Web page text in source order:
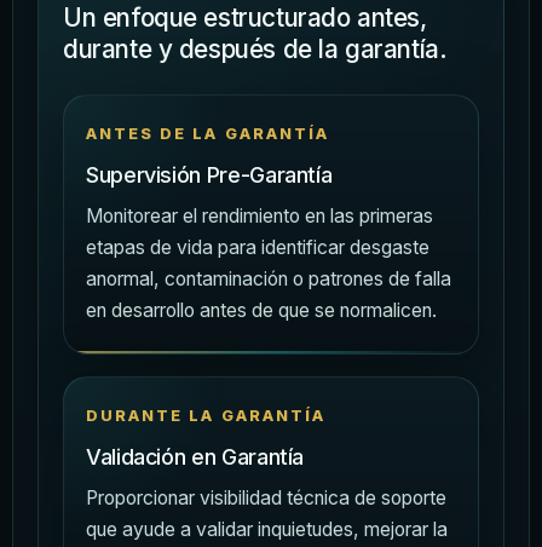
Un enfoque estructurado antes,
durante y después de la garantía.
ANTES DE LA GARANTÍA
Supervisión Pre-Garantía
Monitorear el rendimiento en las primeras
etapas de vida para identificar desgaste
anormal, contaminación o patrones de falla
en desarrollo antes de que se normalicen.
DURANTE LA GARANTÍA
Validación en Garantía
Proporcionar visibilidad técnica de soporte
que ayude a validar inquietudes, mejorar la